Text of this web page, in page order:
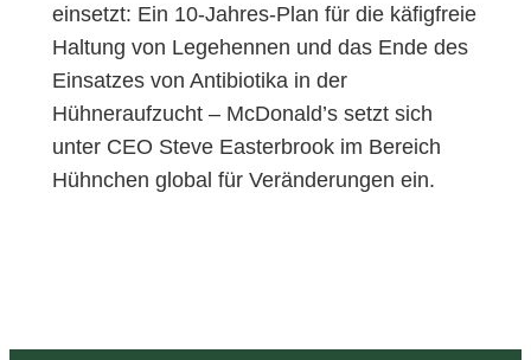
einsetzt: Ein 10-Jahres-Plan für die käfigfreie
Haltung von Legehennen und das Ende des
Einsatzes von Antibiotika in der
Hühneraufzucht – McDonald’s setzt sich
unter CEO Steve Easterbrook im Bereich
Hühnchen global für Veränderungen ein.